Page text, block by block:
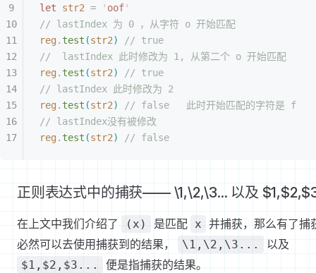
let str2 = ' oof'
// lastIndex 为 0 ，从字符 o 开始匹配
reg . test (str2)
// true
//  lastIndex 此时修改为 1, 从第二个 o 开始匹配
reg . test (str2)
// true
// lastIndex 此时修改为 2
reg . test (str2)
// false   此时开始匹配的字符是 f
// lastIndex没有被修改
reg . test (str2) // false
正则表达式中的捕获—— \1,\2,\3... 以及
在上文中我们介绍了 (x) 是匹配 x 并捕获，那么有了捕
必然可以去使用捕获到的结果，
\1,\2,\3... 以及
$1,$2,$3... 便是指捕获的结果。